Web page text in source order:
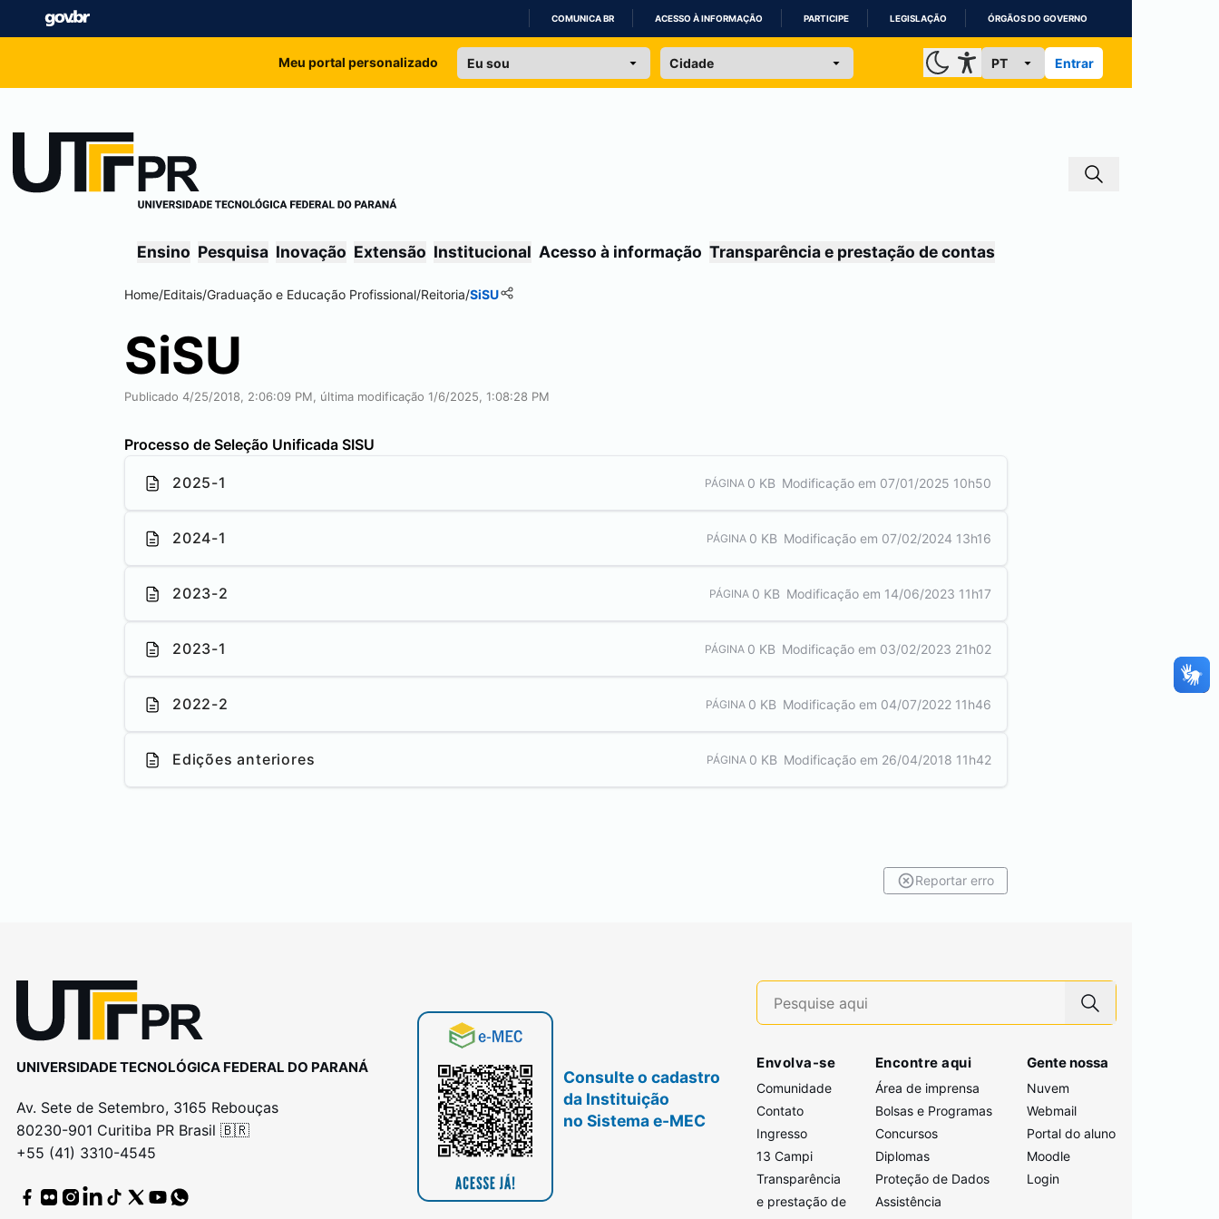
IR
COMUNICA BR ACESSO À INFORMAÇÃO PARTICIPE LEGISLAÇÃO ÓRGÃOS DO GOVERNO
Meu portal personalizado Entrar
Ensino Pesquisa Inovação Extensão Institucional Acesso à informação Transparência e prestação de contas
Home/Editais/Graduação e Educação Profissional/Reitoria/SiSU
SiSU
Publicado 4/25/2018, 2:06:09 PM, última modificação 1/6/2025, 1:08:28 PM
Processo de Seleção Unificada SISU
2025-1 PÁGINA 0 KB Modificação em 07/01/2025 10h50
2024-1 PÁGINA 0 KB Modificação em 07/02/2024 13h16
2023-2 PÁGINA 0 KB Modificação em 14/06/2023 11h17
2023-1 PÁGINA 0 KB Modificação em 03/02/2023 21h02
2022-2 PÁGINA 0 KB Modificação em 04/07/2022 11h46
Edições anteriores PÁGINA 0 KB Modificação em 26/04/2018 11h42
Reportar erro
UNIVERSIDADE TECNOLÓGICA FEDERAL DO PARANÁ
Av. Sete de Setembro, 3165 Rebouças
80230-901 Curitiba PR Brasil 🇧🇷
+55 (41) 3310-4545
Consulte o cadastro
da Instituição
no Sistema e-MEC
Envolva-se
Comunidade
Contato
Ingresso
13 Campi
Transparência
e prestação de
Encontre aqui
Área de imprensa
Bolsas e Programas
Concursos
Diplomas
Proteção de Dados
Assistência
Gente nossa
Nuvem
Webmail
Portal do aluno
Moodle
Login